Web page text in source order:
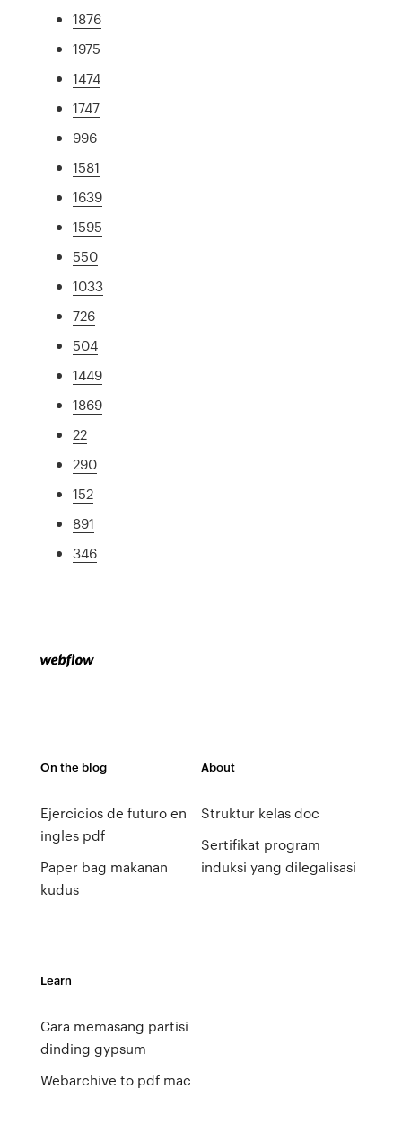
1876
1975
1474
1747
996
1581
1639
1595
550
1033
726
504
1449
1869
22
290
152
891
346
On the blog
Ejercicios de futuro en
ingles pdf
Paper bag makanan
kudus
About
Struktur kelas doc
Sertifikat program
induksi yang dilegalisasi
Learn
Cara memasang partisi
dinding gypsum
Webarchive to pdf mac